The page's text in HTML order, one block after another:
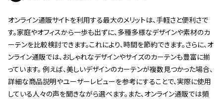
オンライン通販サイトを利用する最大のメリットは、手軽さと便利さで
す。家庭やオフィスから一歩も出ずに、多種多様なデザインや素材のカ
ーテンを比較検討できます。これにより、時間を節約できます。さらに、オ
ンライン通販では、おしゃれなデザインやサイズのカーテンも豊富に揃
っています。 例えば、美しいデザインのカーテンが複数見つかった場合、
詳細な商品説明やユーザーレビューを参考にすることで、実際に使用
している人々の声を聞きながら選べます。また、オンライン通販では頻